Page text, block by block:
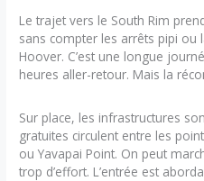
Le trajet vers le South Rim
sans compter les arrêts pipi
Hoover. C’est une longue
heures aller-retour. Mais la
Sur place, les infrastructures
gratuites circulent entre les
ou Yavapai Point. On peut
trop d’effort. L’entrée est